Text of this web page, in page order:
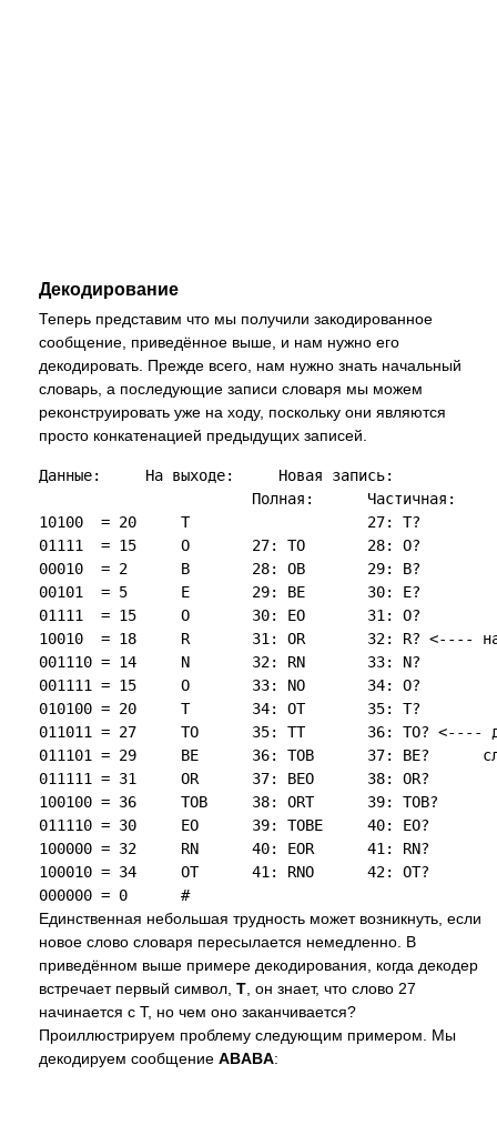
Декодирование
Теперь представим что мы получили закодированное
сообщение, приведённое выше, и нам нужно его
декодировать. Прежде всего, нам нужно знать начальный
словарь, а последующие записи словаря мы можем
реконструировать уже на ходу, поскольку они являются
просто конкатенацией предыдущих записей.
Данные:     На выходе:     Новая запись:
                        Полная:      Частичная:
10100  = 20     T                    27: T?
01111  = 15     O       27: TO       28: O?
00010  = 2      B       28: OB       29: B?
00101  = 5      E       29: BE       30: E?
01111  = 15     O       30: EO       31: O?
10010  = 18     R       31: OR       32: R? <----
001110 = 14     N       32: RN       33: N?
001111 = 15     O       33: NO       34: O?
010100 = 20     T       34: OT       35: T?
011011 = 27     TO      35: TT       36: TO? <---- для
011101 = 29     BE      36: TOB      37: BE?
011111 = 31     OR      37: BEO      38: OR?
100100 = 36     TOB     38: ORT      39: TOB?
011110 = 30     EO      39: TOBE     40: EO?
100000 = 32     RN      40: EOR      41: RN?
100010 = 34     OT      41: RNO      42: OT?
Единственная небольшая трудность может возникнуть, если
новое слово словаря пересылается немедленно. В
приведённом выше примере декодирования, когда декодер
встречает первый символ, T, он знает, что слово 27
начинается с T, но чем оно заканчивается?
Проиллюстрируем проблему следующим примером. Мы
декодируем сообщение ABABA: